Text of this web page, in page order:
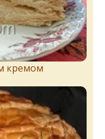
кремом